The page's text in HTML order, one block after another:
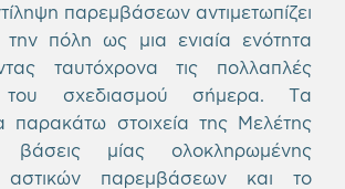
παρεμβάσεων αντιμετωπίζει
πόλη ως μια ενιαία ενότητα
ταυτόχρονα τις πολλαπλές
του σχεδιασμού σήμερα. Τα
παρακάτω στοιχεία της Μελέτης
βάσεις μίας ολοκληρωμένης
αστικών παρεμβάσεων και το